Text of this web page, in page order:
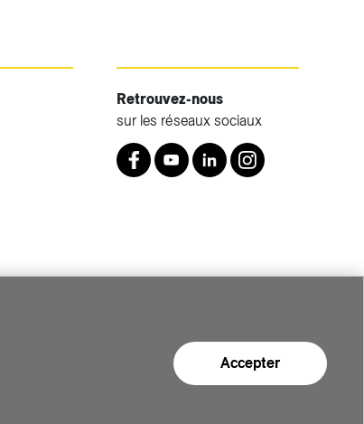
Accepter
Retrouvez-nous
sur les réseaux sociaux
Retrouvez nous sur Facebook
YoutubeLinkedInInstagram